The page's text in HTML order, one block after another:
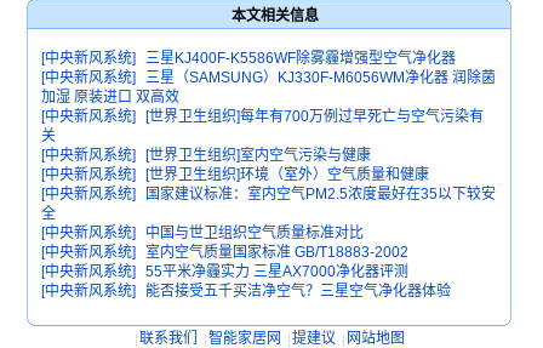
本文相关信息
[中央新风系统]
三星KJ400F-K5586WF除雾霾增强型空气净化器
[中央新风系统]
三星（SAMSUNG）KJ330F-M6056WM净化器 润除菌
加湿 原装进口 双高效
[中央新风系统]
[世界卫生组织]每年有700万例过早死亡与空气污染有
关
[中央新风系统]
[世界卫生组织]室内空气污染与健康
[中央新风系统]
[世界卫生组织]环境（室外）空气质量和健康
[中央新风系统]
国家建议标准：室内空气PM2.5浓度最好在35以下较安
全
[中央新风系统]
中国与世卫组织空气质量标准对比
[中央新风系统]
室内空气质量国家标准 GB/T18883-2002
[中央新风系统]
55平米净霾实力 三星AX7000净化器评测
[中央新风系统]
能否接受五千买洁净空气？三星空气净化器体验
联系我们 智能家居网 提建议 网站地图